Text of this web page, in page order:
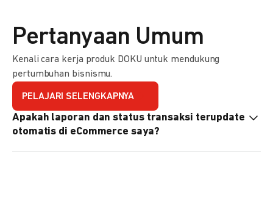
Pertanyaan Umum
Kenali cara kerja produk DOKU untuk mendukung
pertumbuhan bisnismu.
PELAJARI SELENGKAPNYA
Apakah laporan dan status transaksi terupdate
otomatis di eCommerce saya?